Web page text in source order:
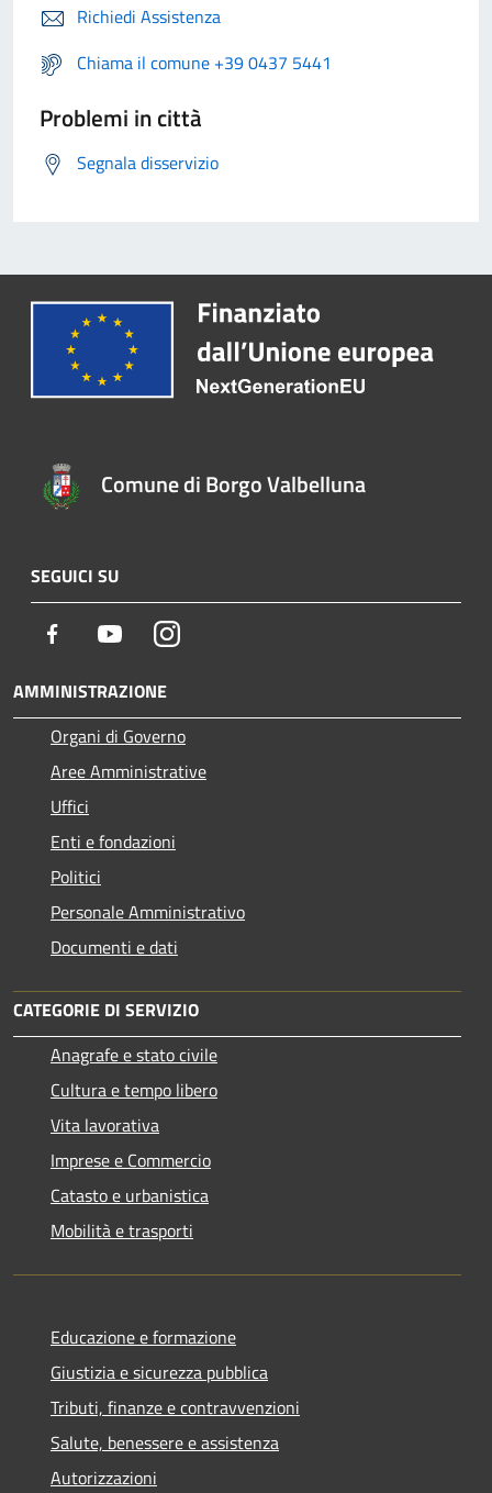
Richiedi Assistenza
Chiama il comune +39 0437 5441
Problemi in città
Segnala disservizio
Comune di Borgo Valbelluna
SEGUICI SU
Facebook YoutubeInstagram
AMMINISTRAZIONE
Organi di Governo
Aree Amministrative
Uffici
Enti e fondazioni
Politici
Personale Amministrativo
Documenti e dati
CATEGORIE DI SERVIZIO
Anagrafe e stato civile
Cultura e tempo libero
Vita lavorativa
Imprese e Commercio
Catasto e urbanistica
Mobilità e trasporti
Educazione e formazione
Giustizia e sicurezza pubblica
Tributi, finanze e contravvenzioni
Salute, benessere e assistenza
Autorizzazioni